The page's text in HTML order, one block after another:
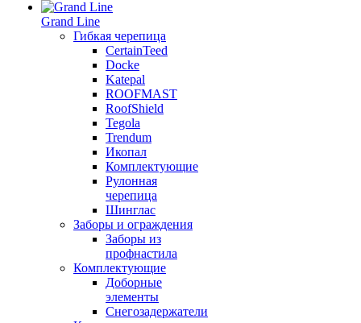
Grand Line
Гибкая черепица
CertainTeed
Docke
Katepal
ROOFMAST
RoofShield
Tegola
Trendum
Икопал
Комплектующие
Рулонная
черепица
Шинглас
Заборы и ограждения
Заборы из
профнастила
Комплектующие
Доборные
элементы
Снегозадержатели